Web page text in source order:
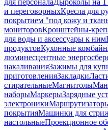
для персоналаДыроколы на 1
и переговорныхКресла для
покрытием "под кожу и
мониторовКронштейны-
для воды и аксессуары к ним
продуктовКухонные
люминесцентные
накаливанияЗажимы для
приготовленияЗакладки
стирательныеМагнитолы
наборыМаркерыЗарядные
электроники
покрытияМашинки для
настольныеПроекционное